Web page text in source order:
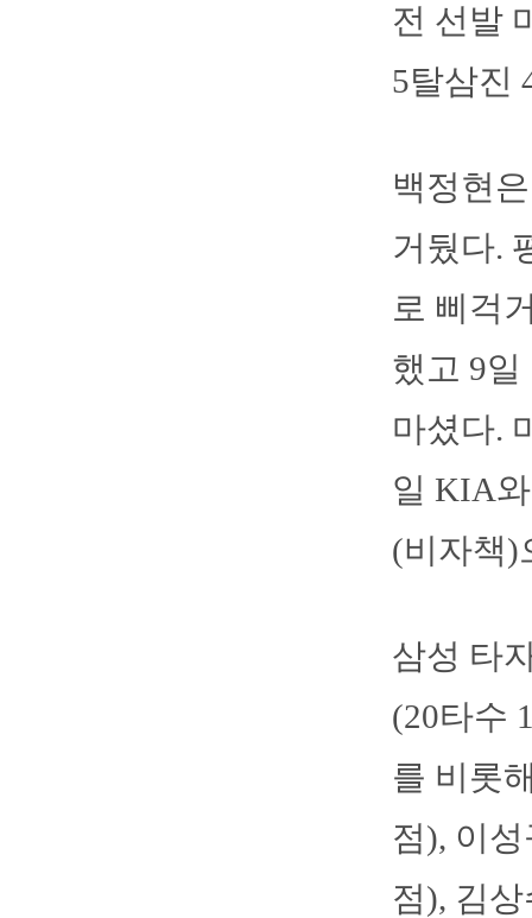
전 선발
5탈삼진
백정현
거뒀다.
로 삐걱
했고 9
마셨다.
일 KIA
(비자책)
삼성 타
(20타수
를 비롯
점), 이
점), 김